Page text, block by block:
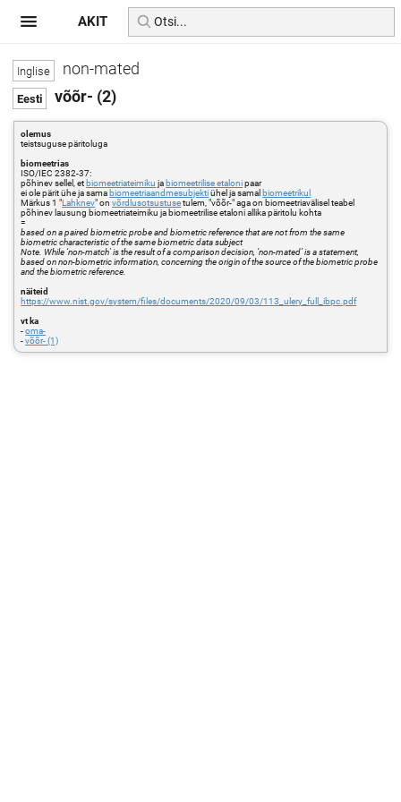
non-mated
võõr- (2)
olemus
teistsuguse päritoluga
biomeetrias
ISO/IEC 2382-37:
põhinev sellel, et biomeetriateimiku ja biomeetrilise etalonipaar
ei ole pärit ühe ja sama biomeetriaandmesubjektiühel ja samal biomeetrikul
Märkus 1 "Lahknev" onvõrdlusotsustusetulem, "võõr-" aga on biomeetriavälisel teabel
põhinev lausung biomeetriateimiku ja biomeetrilise etaloni allika päritolu kohta
=
based on a paired biometric probe and biometric reference that are not from the same
biometric characteristic of the same biometric data subject
Note. While ‘non-match' is the result of a comparison decision, ‘non-mated’ is a statement,
based on non-biometric information, concerning the origin of the source of the biometric probe
and the biometric reference.
näiteid
https://www.nist.gov/system/files/documents/2020/09/03/113_ulery_full_ibpc.pdf
vt ka
-oma-
-võõr- (1)
AKIT